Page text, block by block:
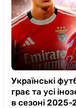
Українські
грає та усі
в сезоні 2025-